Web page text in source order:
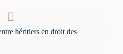
héritiers en droit des